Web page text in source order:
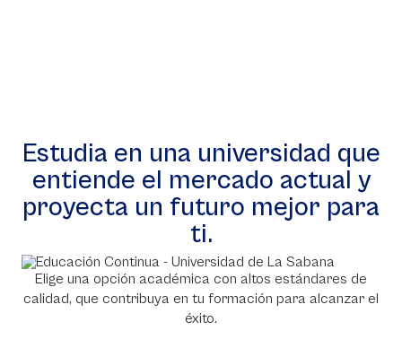
Estudia en una universidad que
entiende el mercado actual y
proyecta un futuro mejor para
ti.
Elige una opción académica con altos estándares de
calidad, que contribuya en tu formación para alcanzar el
éxito.